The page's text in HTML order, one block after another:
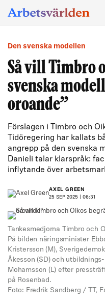
Den svenska modellen
Så vill Timbro
svenska
oroande”
Förslagen i Timbro och
Tidöregering har kallats
angrepp på den svenska
Danieli talar klarspråk:
inflytande över
AXEL GREEN
25 SEP 2025 | 06:31
Tankesmedjorna Timbro och
På bilden näringsminister
Kristersson (M),
Åkesson (SD) och
Mohamsson (L) efter
på Rosenbad.
Foto: Fredrik Sandberg / TT,